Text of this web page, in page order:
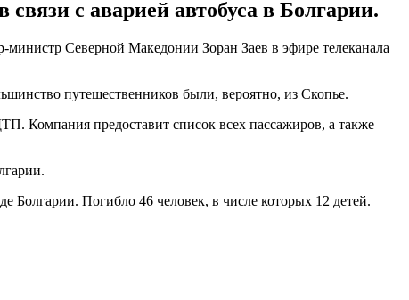
с аварией автобуса в Болгарии.
Северной Македонии Зоран Заев в эфире телеканала
путешественников были, вероятно, из Скопье.
Компания предоставит список всех пассажиров, а также
Болгарии. Погибло 46 человек, в числе которых 12 детей.